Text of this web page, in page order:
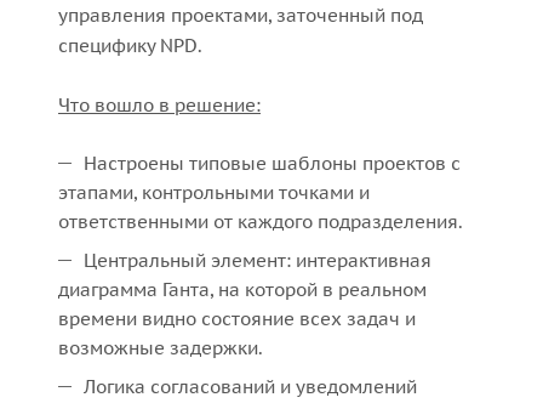
управления проектами, заточенный под
специфику NPD.
Что вошло в решение:
Настроены типовые шаблоны проектов с
этапами, контрольными точками и
ответственными от каждого подразделения.
Центральный элемент: интерактивная
диаграмма Ганта, на которой в реальном
времени видно состояние всех задач и
возможные задержки.
Логика согласований и уведомлений